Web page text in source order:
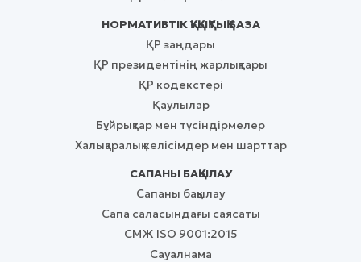
НОРМАТИВТІК ҚҰҚЫҚТЫҚ БАЗА
ҚР заңдары
ҚР президентінің жарлықтары
ҚР кодекстері
Қаулылар
Бұйрықтар мен түсіндірмелер
Халықаралық келісімдер мен шарттар
САПАНЫ БАҚЫЛАУ
Сапаны бақылау
Сапа саласындағы саясаты
СМЖ ISO 9001:2015
Сауалнама